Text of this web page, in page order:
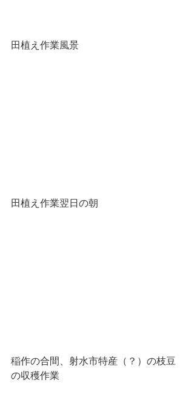
田植え作業風景
田植え作業翌日の朝
稲作の合間、射水市特産（？）の枝豆
の収穫作業